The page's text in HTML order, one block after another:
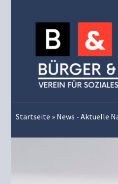
Startseite » News - Aktuelle